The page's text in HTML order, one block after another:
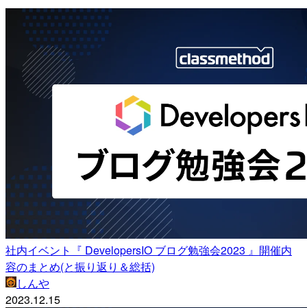
社内イベント『 DevelopersIO ブログ勉強会2023 』開催内
容のまとめ(と振り返り＆総括)
しんや
2023.12.15